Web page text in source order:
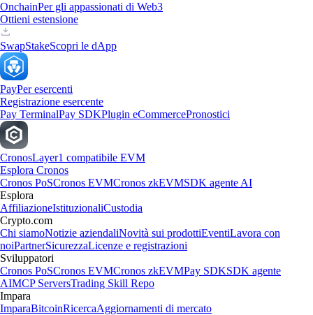
OnchainPer gli appassionati di Web3
Ottieni estensione
SwapStakeScopri le dApp
PayPer esercenti
Registrazione esercente
Pay TerminalPay SDKPlugin eCommercePronostici
CronosLayer1 compatibile EVM
Esplora Cronos
Cronos PoSCronos EVMCronos zkEVMSDK agente AI
Esplora
AffiliazioneIstituzionaliCustodia
Crypto.com
Chi siamoNotizie aziendaliNovità sui prodottiEventiLavora con
noiPartnerSicurezzaLicenze e registrazioni
Sviluppatori
Cronos PoSCronos EVMCronos zkEVMPay SDKSDK agente
AIMCP ServersTrading Skill Repo
Impara
ImparaBitcoinRicercaAggiornamenti di mercato